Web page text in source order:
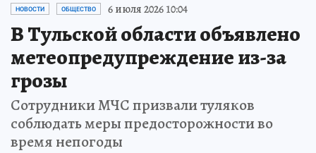
НОВОСТИ ОБЩЕСТВО 6 июля 2026 10:04
В Тульской области объявлено
метеопредупреждение из-за
грозы
Сотрудники МЧС призвали туляков
соблюдать меры предосторожности во
время непогоды